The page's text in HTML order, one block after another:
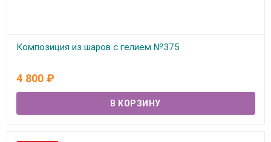
Композиция из шаров с гелием №375
4 800 ₽